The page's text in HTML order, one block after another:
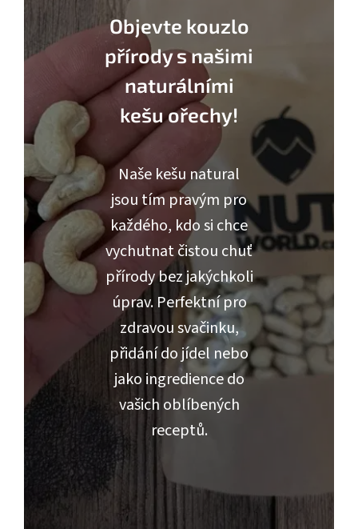
Objevte kouzlo
přírody s našimi
naturálními
kešu ořechy!
Naše kešu natural
jsou tím pravým pro
každého, kdo si chce
vychutnat čistou chuť
přírody bez jakýchkoli
úprav. Perfektní pro
zdravou svačinku,
přidání do jídel nebo
jako ingredience do
vašich oblíbených
receptů.